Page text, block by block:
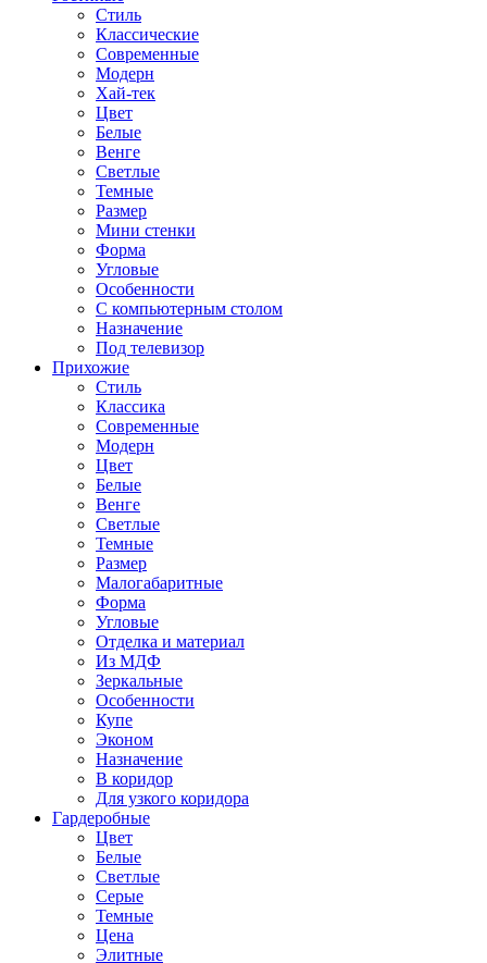
Стиль
Классические
Современные
Модерн
Хай-тек
Цвет
Белые
Венге
Светлые
Темные
Размер
Мини стенки
Форма
Угловые
Особенности
С компьютерным столом
Назначение
Под телевизор
Прихожие
Стиль
Классика
Современные
Модерн
Цвет
Белые
Венге
Светлые
Темные
Размер
Малогабаритные
Форма
Угловые
Отделка и материал
Из МДФ
Зеркальные
Особенности
Купе
Эконом
Назначение
В коридор
Для узкого коридора
Гардеробные
Цвет
Белые
Светлые
Серые
Темные
Цена
Элитные